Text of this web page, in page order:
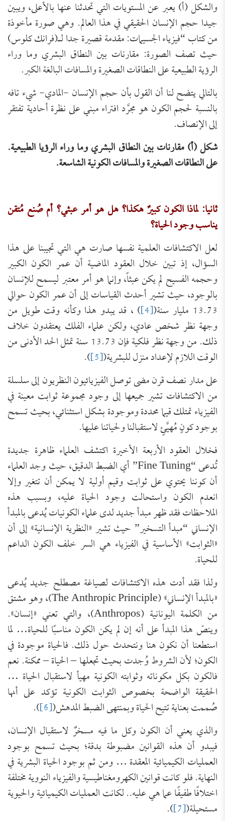
والشكل (أ) يعبر عن المستويات التي تحدثنا عنها بالأعلى، ويبين
جيدا حجم الإنسان الحقيقي في هذا العالم. وهي صورة مأخوذة
من كتاب “فيزياء الجسيمات: مقدمة قصيرة جدا لـ(فرانك كلوس)
حيث تصف الصورة: مقارنات بين النطاق البشري وما وراء
الرؤية الطبيعية على النطاقات الصغيرة والمسافات البالغة الكبر.
بالتالي يتضح لنا أن القول بأن حجم الإنسان -المادي- شيء تافه
بالنسبة لحجم الكون هو مجرَّد افتراء مبني على نظرة أحادية تفتقر
إلى الإنصاف.
شكل (أ) مقارنات بين النطاق البشري وما وراء الرؤيا الطبيعية.
على النطاقات الصغيرة والمسافات الكونية الشاسعة.
ثانيا: لماذا الكون كبيرٌ هكذا؟ هل هو أمر عبثي؟ أم صُنع مُتقن
يناسب وجود الحياة؟
لعل الاكتشافات العلمية نفسها صارت هي التي تجيبنا على هذا
السؤال، إذ تبين خلال العقود الماضية أن عمر الكون الكبير
وحجمه الفسيح لم يكن عبثاً، وإنما هو أمر معتبر ليسمح للإنسان
بالوجود، حيث تشير أحدث القياسات إلى أن عمر الكون حوالي
13.73 مليار سنة( [4] ) ، قد يبدو هذا وكأنه وقت طويل من
وجهة نظر شخص عادي، ولكن علماء الفلك يعتقدون خلاف
ذلك. من وجهة نظر فلكية فإن 13.73 سنة تمثل الحد الأدنى من
الوقت اللازم لإعداد منزل للبشرية([5]
).
على مدار نصف قرن مضى توصل الفيزيائيون النظريون إلى سلسلة
من الاكتشافات تشير جميعها إلى وجود مجموعة ثوابت معينة في
الفيزياء تمتلك قيما محددة وموجودة بشكل استثنائي، بحيث تسمح
بوجود كونٍ مُهيَّئٍ لاستقبالنا ولحياتنا عليها.
فخلال العقود الأربعة الأخيرة اكتشف العلماء ظاهرة جديدة
تُدعى “Fine Tuning” أي الضبط الدقيق، حيث وجد العلماء
أن كوننا يحتوي على ثوابت وقيم أولية لا يمكن أن تتغير وإلا
انعدم الكون واستحالت وجود الحياة عليه، وبسبب هذه
الملاحظات فقد ظهر مبدأ جديد لدى علماء الكونيات يُدعى بالمبدأ
الإنساني “مبدأ التسخير” حيث تشير «النظرية الإنسانية» إلى أن
«الثوابت» الأساسية في الفيزياء هي السر خلف الكون الداعم
للحياة.
ولذا فقد أدت هذه الاكتشافات لصياغة مصطلح جديد يُدعى
«بالمبدأ الإنساني» (The Anthropic Principle)، وهو مشتق
من الكلمة اليونانية (Anthropos)، والتي تعني «إنسان».
وينصّ هذا المبدأ على أنه إن لم يكن الكون مناسبًا للحياة… لما
استطعنا أن نكون هنا ونتحدث حول ذلك. فالحياة موجودة في
الكون؛ لأن الشروط وُجدت بحيث تجعلها – الحياة – ممكنة. نعم
فالكون بكل مكوناته وثوابته الكونية مهيأ لاستقبال الحياة …
الحقيقة الواضحة بخصوص الثوابت الكونية تؤكد على أنها
صُممت بعناية تتيح الحياة وبمنتهى الضبط المدهش([6]
).
والذي يعني أن الكون وكل ما فيه مسخرٌ لاستقبال الإنسان،
فيبدو أن هذه القوانين مضبوطة بدقة؛ بحيث تسمح بوجود
العمليات الكيميائية المعقدة … ومن ثم بوجود الحياة البشرية في
النهاية. فلو كانت قوانين الكهرومغناطيسية والفيزياء النووية مختلفة
اختلافًا طفيفًا عما هي عليه.. لكانت العمليات الكيميائية والحيوية
مستحيلة([7]
).